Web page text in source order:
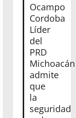
Ocampo
Cordoba
Líder
del
PRD
Michoacán
admite
que
la
seguridad